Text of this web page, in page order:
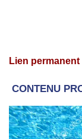
Lien permanent